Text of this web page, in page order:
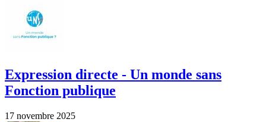
Expression directe - Un monde sans
Fonction publique
17 novembre 2025